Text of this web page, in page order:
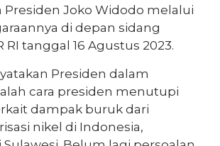
Joko Widodo melalui
di depan sidang
RI tanggal 16 Agustus 2023.
Presiden dalam
cara presiden menutupi
dampak buruk dari
nikel di Indonesia,